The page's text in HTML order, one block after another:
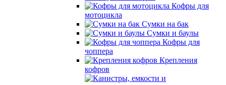
Кофры для
мотоцикла
Сумки на бак
Сумки и баулы
Кофры для
чоппера
Крепления
кофров